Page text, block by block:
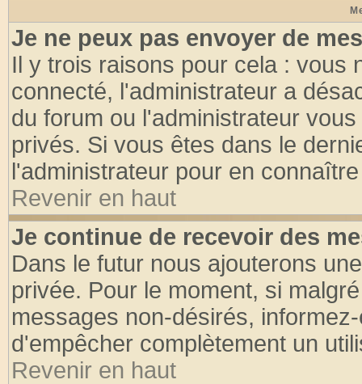
Je ne peux pas envoyer de
Il y trois raisons pour cela : vous
connecté, l'administrateur a
du forum ou l'administrateur
privés. Si vous êtes dans le
l'administrateur pour en
Revenir en haut
Je continue de recevoir des
Dans le futur nous ajouterons
privée. Pour le moment, si
messages non-désirés,
d'empêcher complètement un
Revenir en haut